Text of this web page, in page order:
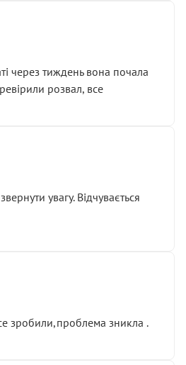
через тиждень вона почала
розвал, все
увагу. Відчувається
зробили,проблема зникла .